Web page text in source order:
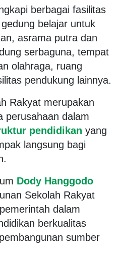
berbagai fasilitas
belajar untuk
asrama putra dan
serbaguna, tempat
olahraga, ruang
pendukung lainnya.
Rakyat merupakan
perusahaan dalam
pendidikan yang
langsung bagi
Dody Hanggodo
Sekolah Rakyat
dalam
berkualitas
sumber